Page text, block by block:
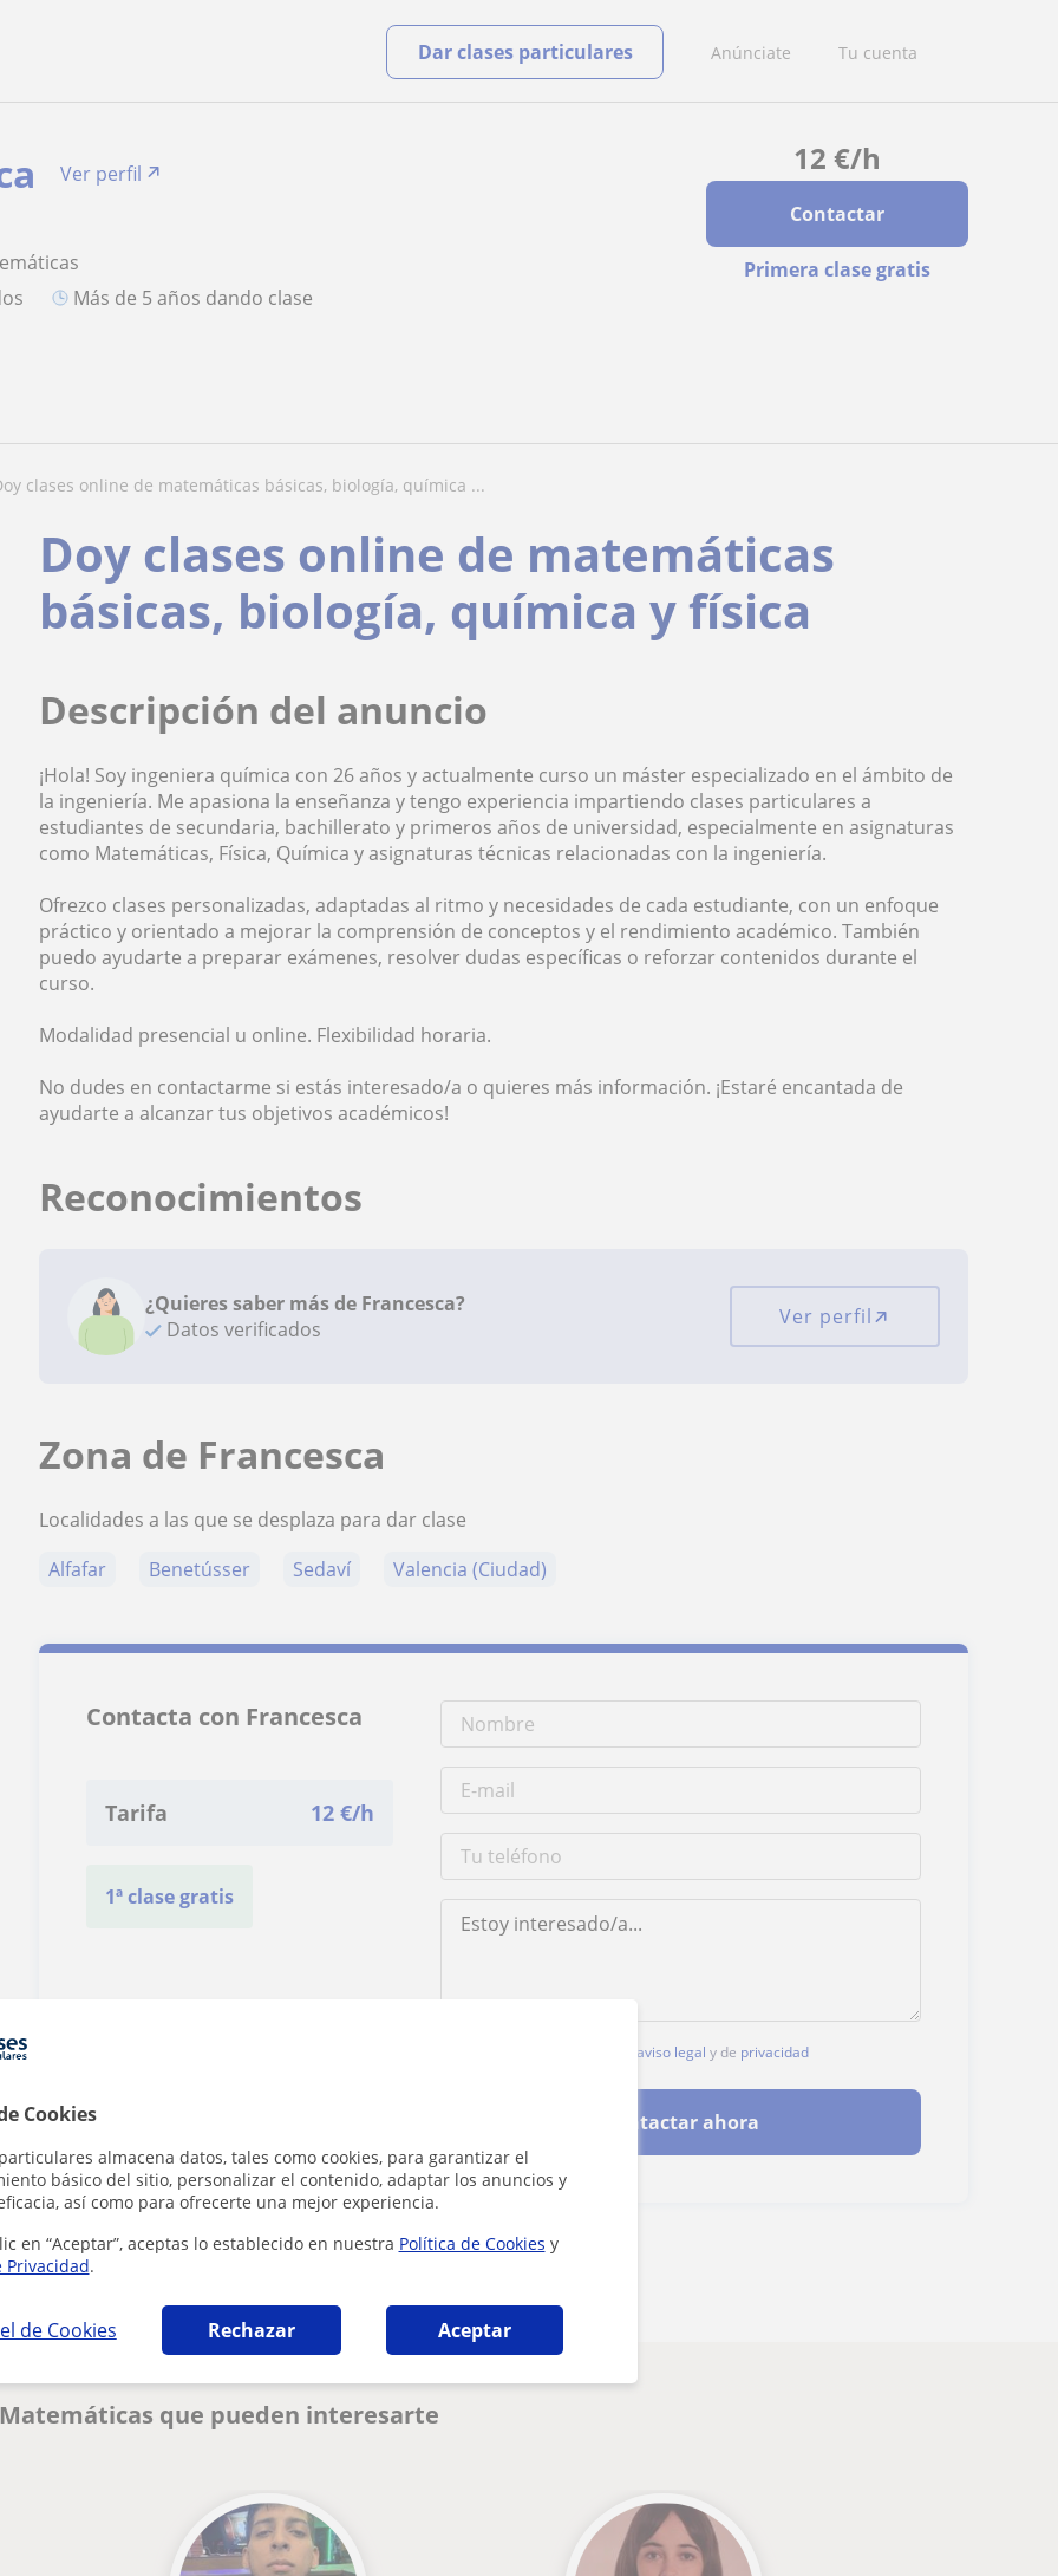
Cookies
almacena datos, tales como cookies, para garantizar el
básico del sitio, personalizar el contenido, adaptar los anuncios y
así como para ofrecerte una mejor experiencia.
en “Aceptar”, aceptas lo establecido en nuestra Política de Cookies y
Privacidad.
de Cookies Rechazar Aceptar
Anúnciate Tu cuenta
Dar clases particulares
12 €/h
Contactar
Primera clase gratis
Ver perfil
más de 5 años dando clase
doy clases online de matemáticas básicas, biología, química ...
Doy clases online de matemáticas
básicas, biología, química y física
Descripción del anuncio
¡Hola! Soy ingeniera química con 26 años y actualmente curso un máster especializado en el ámbito de
la ingeniería. Me apasiona la enseñanza y tengo experiencia impartiendo clases particulares a
estudiantes de secundaria, bachillerato y primeros años de universidad, especialmente en asignaturas
como Matemáticas, Física, Química y asignaturas técnicas relacionadas con la ingeniería.
Ofrezco clases personalizadas, adaptadas al ritmo y necesidades de cada estudiante, con un enfoque
práctico y orientado a mejorar la comprensión de conceptos y el rendimiento académico. También
puedo ayudarte a preparar exámenes, resolver dudas específicas o reforzar contenidos durante el
curso.
Modalidad presencial u online. Flexibilidad horaria.
No dudes en contactarme si estás interesado/a o quieres más información. ¡Estaré encantada de
ayudarte a alcanzar tus objetivos académicos!
Reconocimientos
¿Quieres saber más de Francesca?
Datos verificados
Ver perfil
Zona de Francesca
Localidades a las que se desplaza para dar clase
Alfafar
Benetússer Sedaví Valencia (Ciudad)
Contacta con Francesca
Tarifa 12 €/h
1ª clase gratis
aviso legal y de privacidad
Contactar ahora
¿Hay algún error en este perfil?Cuéntanos
que pueden interesarte